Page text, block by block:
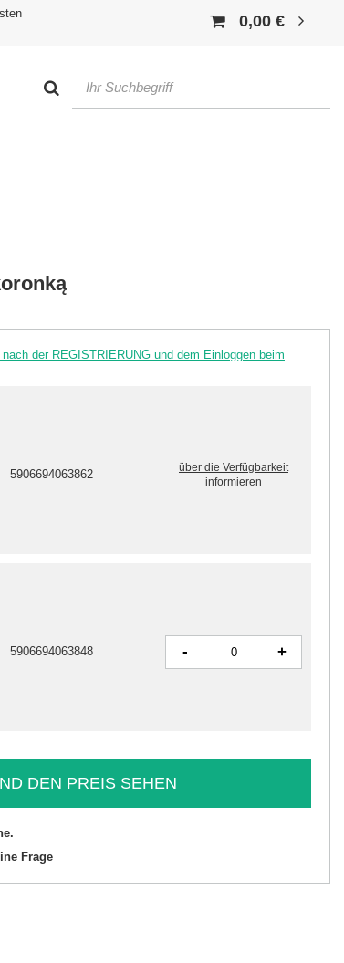
0,00 €
der REGISTRIERUNG und dem Einloggen beim
5906694063848 - +
5906694063862
über die Verfügbarkeit
informieren
DEN PREIS SEHEN
Frage